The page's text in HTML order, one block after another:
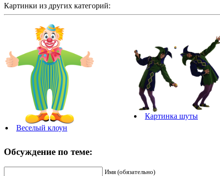
Картинки из других категорий:
Веселый клоун
Картинка шуты
Обсуждение по теме:
Имя (обязательно)